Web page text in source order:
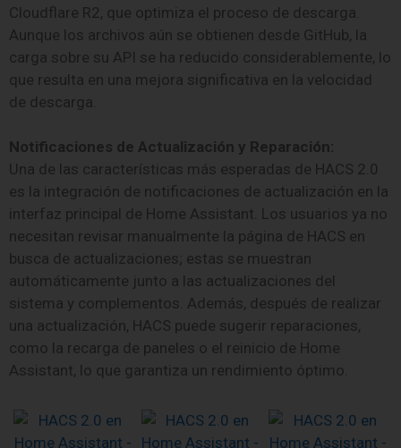
Cloudflare R2, que optimiza el proceso de descarga.
Aunque los archivos aún se obtienen desde GitHub, la
carga sobre su API se ha reducido considerablemente, lo
que resulta en una mejora significativa en la velocidad
de descarga.
Notificaciones de Actualización y Reparación:
Una de las características más esperadas de HACS 2.0
es la integración de notificaciones de actualización en la
interfaz principal de Home Assistant. Los usuarios ya no
necesitan revisar manualmente la página de HACS en
busca de actualizaciones; estas se muestran
automáticamente junto a las actualizaciones del
sistema y complementos. Además, después de realizar
una actualización, HACS puede sugerir reparaciones,
como la recarga de paneles o el reinicio de Home
Assistant, lo que garantiza un rendimiento óptimo.